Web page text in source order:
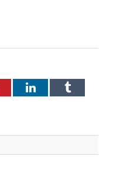
LinkedInTumblr